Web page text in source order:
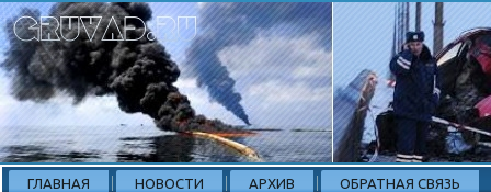
ГЛАВНАЯ НОВОСТИ АРХИВ ОБРАТНАЯ СВЯЗЬ